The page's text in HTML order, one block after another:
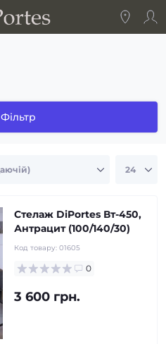
Фільтр
Стелаж DiPortes Вт-450,
Антрацит (100/140/30)
Код товару: 01605
0
3 600 грн.